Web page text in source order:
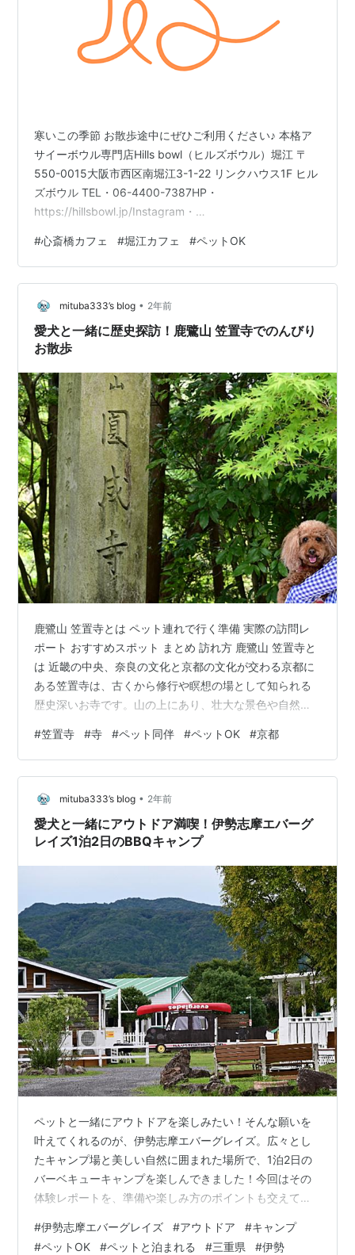
寒いこの季節 お散歩途中にぜひご利用ください♪ 本格ア
サイーボウル専門店Hills bowl（ヒルズボウル）堀江 〒
550-0015大阪市西区南堀江3-1-22 リンクハウス1F ヒル
ズボウル TEL・06-4400-7387HP・
https://hillsbowl.jp/Instagram・
#心斎橋カフェ #堀江カフェ #ペットOK
mituba333’s blog • 2年前
愛犬と一緒に歴史探訪！鹿鷺山 笠置寺でのんびり
お散歩
鹿鷺山 笠置寺とは ペット連れで行く準備 実際の訪問レ
ポート おすすめスポット まとめ 訪れ方 鹿鷺山 笠置寺と
は 近畿の中央、奈良の文化と京都の文化が交わる京都に
ある笠置寺は、古くから修行や瞑想の場として知られる
歴史深いお寺です。山の上にあり、壮大な景色や自然が
けるため、休日の散策にはぴったりの場所です！ ペット
連れで行く準備 リード必須：お寺は静かな場所なので、
他の参拝者への配慮が必要です。必ずリードをつけまし
ょう。 持ち物チェック：お水、ペット用のマナー袋、お
やつを忘れずに！ 行き先確認：一部のエリアはペット立
ち入り不可の可能性があるため…
#笠置寺 #寺 #ペット同伴 #ペットOK #京都
mituba333’s blog • 2年前
愛犬と一緒にアウトドア満喫！伊勢志摩エバーグ
レイズ1泊2日のBBQキャンプ
ペットと一緒にアウトドアを楽しみたい！そんな願いを
叶えてくれるのが、伊勢志摩エバーグレイズ。広々とし
たキャンプ場と美しい自然に囲まれた場所で、1泊2日の
バーベキューキャンプを楽しんできました！今回はその
体験レポートを、準備や楽しみ方のポイントも交えてご
と散策 2日目：ゆっくり朝の時間を満喫 今回利用した宿
#伊勢志摩エバーグレイズ #アウトドア #キャンプ
#ペットOK #ペットと泊まれる #三重県 #伊勢